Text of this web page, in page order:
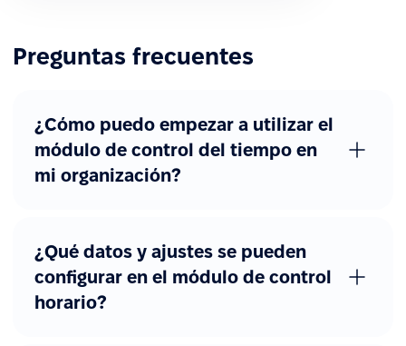
Preguntas frecuentes
¿Cómo puedo empezar a utilizar el
módulo de control del tiempo en
mi organización?
¿Qué datos y ajustes se pueden
configurar en el módulo de control
horario?